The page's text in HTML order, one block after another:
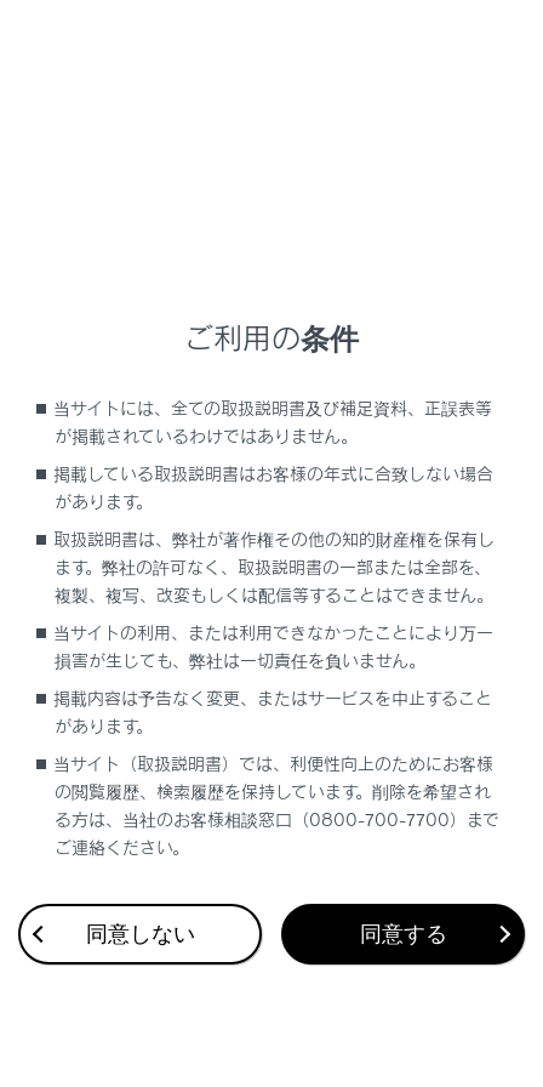
チャイルドシートを選ぶときの注意
チャイルドシートの選びかた
合わせて見られているページ
車両への荷物の積み込み
プラグインハイブリッドシステムの充電装備
ドアのロック／ロック解除
このページは役に立ちましたか？
ご利用の条件
当サイトには、全ての取扱説明書及び補足資料、正誤表等
が掲載されているわけではありません。
掲載している取扱説明書はお客様の年式に合致しない場合
があります。
取扱説明書は、弊社が著作権その他の知的財産権を保有し
ます。弊社の許可なく、取扱説明書の一部または全部を、
複製、複写、改変もしくは配信等することはできません。
当サイトの利用、または利用できなかったことにより万一
損害が生じても、弊社は一切責任を負いません。
掲載内容は予告なく変更、またはサービスを中止すること
があります。
当サイト（取扱説明書）では、利便性向上のためにお客様
の閲覧履歴、検索履歴を保持しています。削除を希望され
る方は、当社のお客様相談窓口（0800-700-7700）まで
ご連絡ください。
同意しない 同意する